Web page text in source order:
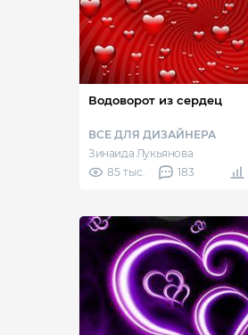
Водоворот из сердец
ВСЕ ДЛЯ ДИЗАЙНЕРА
Зинаида Лукьянова
85 тыс.
183